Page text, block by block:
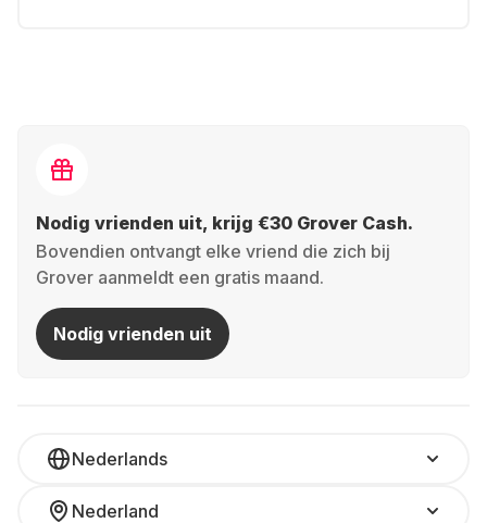
Nodig vrienden uit, krijg €30 Grover Cash.
Bovendien ontvangt elke vriend die zich bij
Grover aanmeldt een gratis maand.
Nodig vrienden uit
Nederlands
Nederland